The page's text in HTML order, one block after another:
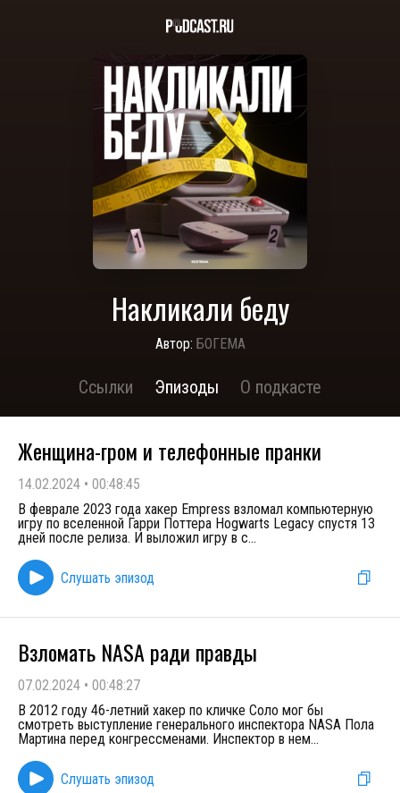
Накликали беду
Автор: БОГЕМА
Ссылки Эпизоды О подкасте
Женщина-гром и телефонные пранки
14.02.2024 • 00:48:45
В феврале 2023 года хакер Empress взломал компьютерную
игру по вселенной Гарри Поттера Hogwarts Legacy спустя 13
дней после релиза. И выложил игру в с...
Слушать эпизод
Взломать NASA ради правды
07.02.2024 • 00:48:27
В 2012 году 46-летний хакер по кличке Соло мог бы
смотреть выступление генерального инспектора NASA Пола
Мартина перед конгрессменами. Инспектор в нем...
Слушать эпизод